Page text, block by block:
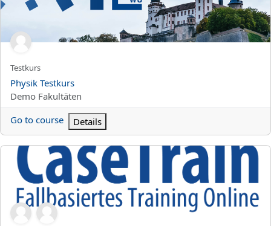
Kursun kısa adı
Testkurs
Kurs Adı
Physik Testkurs
Kurs kategorisi
Demo Fakultäten
Go to course
Details
CaseTrain-Entwicklung2